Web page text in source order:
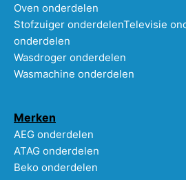
Oven onderdelen
Stofzuiger onderdelenTelevisie
onderdelen
Wasdroger onderdelen
Wasmachine onderdelen
Merken
AEG onderdelen
ATAG onderdelen
Beko onderdelen